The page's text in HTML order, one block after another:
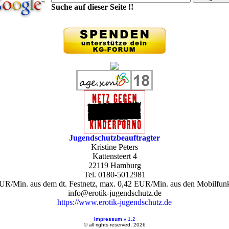
Suche auf dieser Seite !!
Jugendschutzbeauftragter
Kristine Peters
Kattensteert 4
22119 Hamburg
Tel. 0180-5012981
Min. aus dem dt. Festnetz, max. 0,42 EUR/Min. aus den
info@erotik-jugendschutz.de
https://www.erotik-jugendschutz.de
Impressum v 1.2
© all rights reserved, 2026